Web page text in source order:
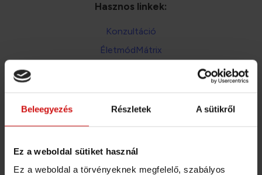
Beleegyezés Részletek A sütikről
Ez a weboldal sütiket használ
Ez a weboldal a törvényeknek megfelelő, szabályos
Hasznos linkek:
Konzultáció
ÉletmódMátrix
Adatkezelési téjékoztató
SZÉP kártyával és EGÉSZSÉGPÉNZTÁR számlával
is fizethetsz!